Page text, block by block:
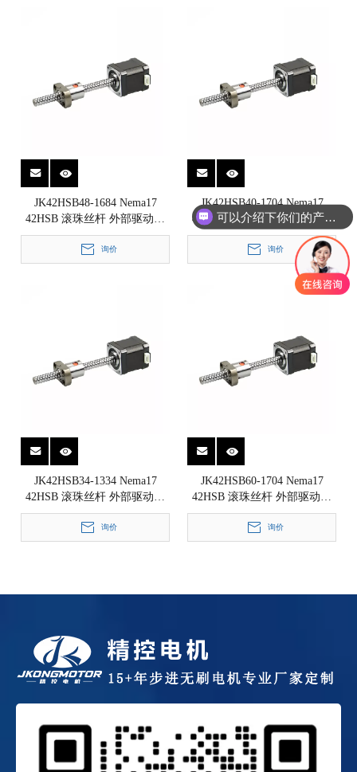
JK42HSB48-1684 Nema17
42HSB 滚珠丝杆 外部驱动式
直线步进电机 1.8°
42x42x48mm
询价
JK42HSB40-1704 Nema17
42HSB 滚珠丝杆 外部驱动式
直线步进电机 1.8°
42x42x40mm
询价
JK42HSB34-1334 Nema17
42HSB 滚珠丝杆 外部驱动式
直线步进电机 1.8°
42x42x34mm
询价
JK42HSB60-1704 Nema17
42HSB 滚珠丝杆 外部驱动式
直线步进电机 1.8°
42x42x60mm
询价
可以介绍下你们的产品么